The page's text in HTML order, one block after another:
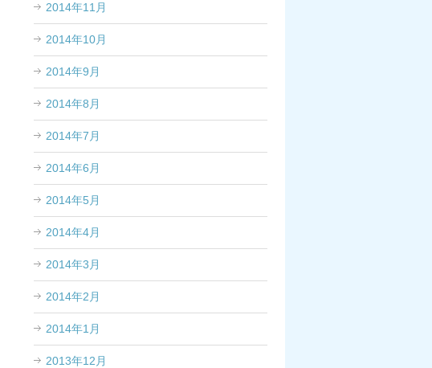
2014年11月
2014年10月
2014年9月
2014年8月
2014年7月
2014年6月
2014年5月
2014年4月
2014年3月
2014年2月
2014年1月
2013年12月